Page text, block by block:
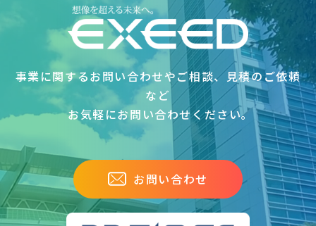
事業に関するお問い合わせやご相談、見積のご依頼
など
お気軽にお問い合わせください｡
お問い合わせ